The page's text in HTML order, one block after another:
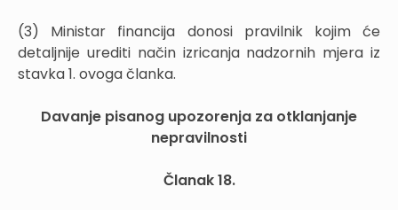
(3) Ministar financija donosi pravilnik kojim će
detaljnije urediti način izricanja nadzornih mjera iz
stavka 1. ovoga članka.
Davanje pisanog upozorenja za otklanjanje
nepravilnosti
Članak 18.